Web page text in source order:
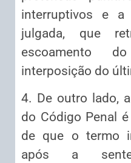
interruptivos e a
julgada, que
escoamento
interposição do
4. De outro lado,
do Código Penal
de que o termo
após a